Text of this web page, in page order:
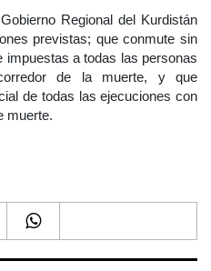
Regional del Kurdistán
previstas; que conmute sin
a todas las personas
de la muerte, y que
de todas las ejecuciones con
muerte.